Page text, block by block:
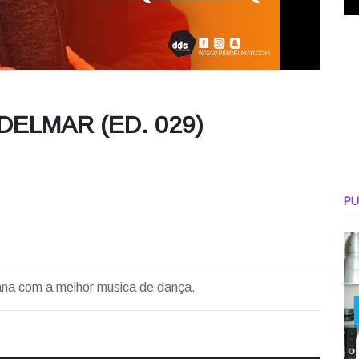
(ED. 029)
com a melhor musica de dança.